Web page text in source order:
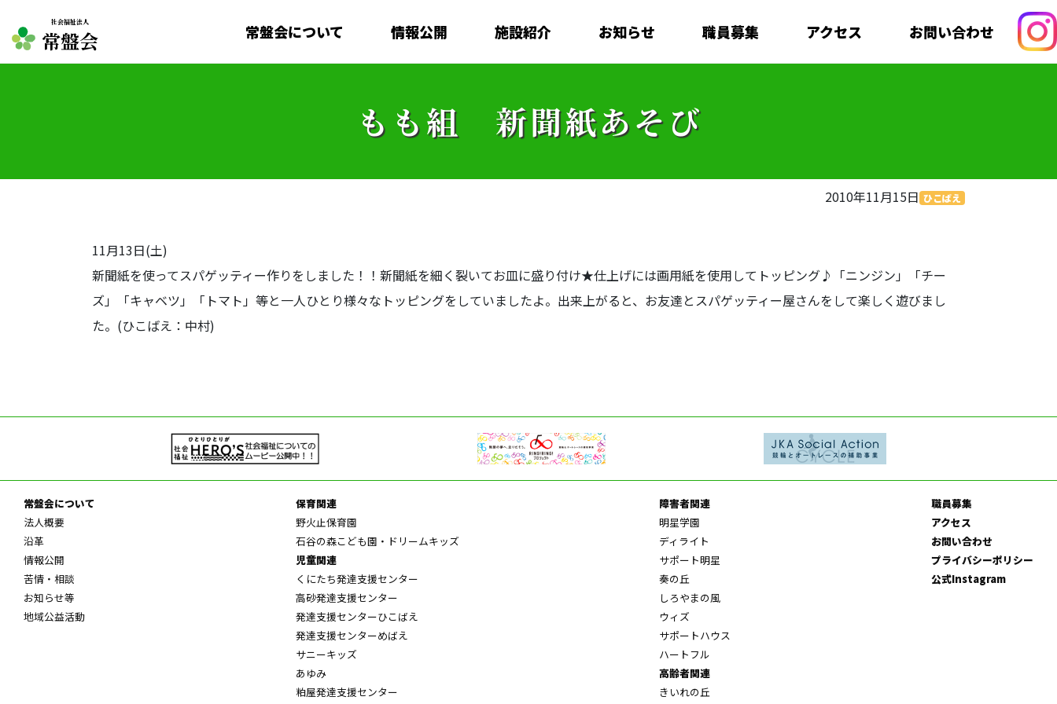
社会福祉法人
常盤会 常盤会について 情報公開 施設紹介 お知らせ 職員募集 アクセス お問い合わせ
もも組 新聞紙あそび
2010年11月15日 ひこばえ
11月13日(土)
新聞紙を使ってスパゲッティー作りをしました！！新聞紙を細く裂いてお皿に盛り付け★仕上げには画用紙を使用してトッピング♪「ニンジン」「チー
ズ」「キャベツ」「トマト」等と一人ひとり様々なトッピングをしていましたよ。出来上がると、お友達とスパゲッティー屋さんをして楽しく遊びまし
た。(ひこばえ：中村)
常盤会について
法人概要
沿革
情報公開
苦情・相談
お知らせ等
地域公益活動
保育関連
野火止保育園
石谷の森こども園・ドリームキッズ
児童関連
くにたち発達支援センター
高砂発達支援センター
発達支援センターひこばえ
発達支援センターめばえ
サニーキッズ
あゆみ
粕屋発達支援センター
障害者関連
明星学園
ディライト
サポート明星
奏の丘
しろやまの風
ウィズ
サポートハウス
ハートフル
高齢者関連
きいれの丘
職員募集
アクセス
お問い合わせ
プライバシーポリシー
公式Instagram